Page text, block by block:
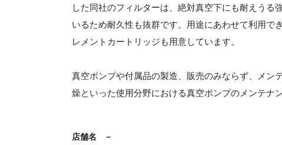
した同社のフィルターは、絶対真空下にも耐えうる
いるため耐久性も抜群です。用途にあわせて利用で
レメントカートリッジも用意しています。
真空ポンプや付属品の製造、販売のみならず、メン
燥といった使用分野における真空ポンプのメンテナ
店舗名 －